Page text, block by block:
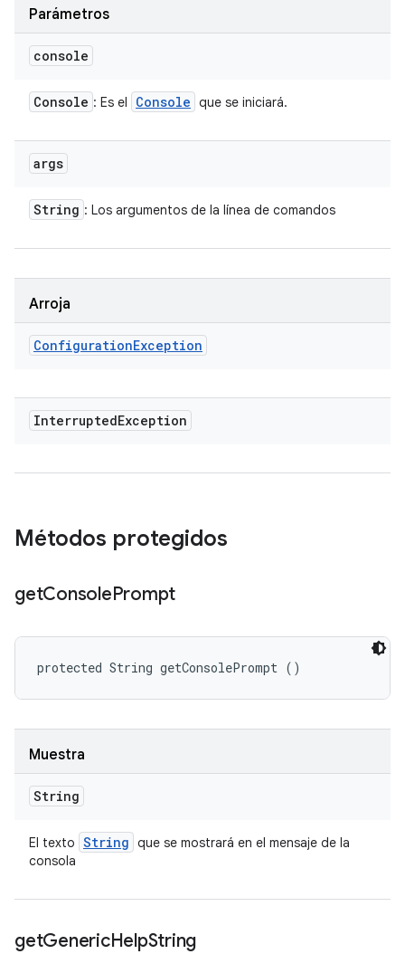
Parámetros
console
Console : Es el Console que se iniciará.
args
String : Los argumentos de la línea de comandos
Arroja
ConfigurationException
InterruptedException
Métodos protegidos
getConsolePrompt
protected String getConsolePrompt ()
Muestra
String
El texto String que se mostrará en el mensaje de la
consola
getGenericHelpString